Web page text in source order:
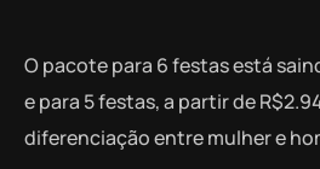
O pacote para 6 festas está
e para 5 festas, a partir de
diferenciação entre mulher e